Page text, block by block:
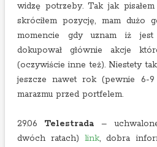
widzę potrzeby. Tak jak
skróciłem pozycję, mam dużo
momencie gdy uznam iż
dokupował głównie akcje
(oczywiście inne też). Niestety
jeszcze nawet rok (pewnie 6-9
marazmu przed portfelem.
29.06 Telestrada–
dwóch ratach)link, dobra